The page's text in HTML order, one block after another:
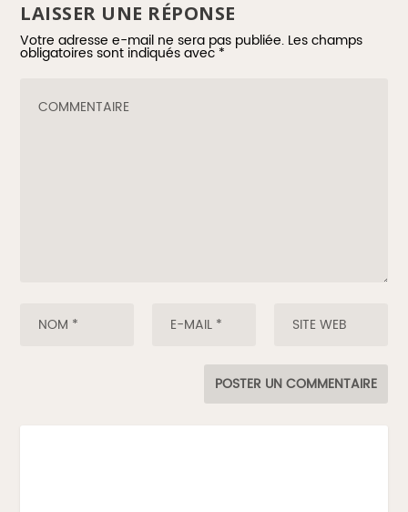
LAISSER UNE RÉPONSE
Votre adresse e-mail ne sera pas publiée. Les champs
obligatoires sont indiqués avec *